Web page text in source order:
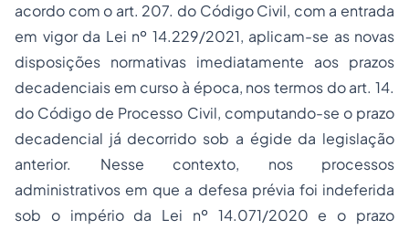
acordo com o art. 207. do Código Civil, com a entrada
em vigor da Lei nº 14.229/2021, aplicam-se as novas
disposições normativas imediatamente aos prazos
decadenciais em curso à época, nos termos do art. 14.
do Código de Processo Civil, computando-se o prazo
decadencial já decorrido sob a égide da legislação
anterior. Nesse contexto, nos processos
administrativos em que a defesa prévia foi indeferida
sob o império da Lei nº 14.071/2020 e o prazo